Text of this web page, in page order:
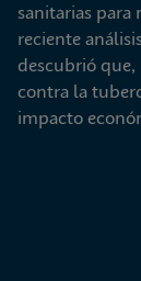
sanitarias para
reciente
descubrió que,
contra la
impacto